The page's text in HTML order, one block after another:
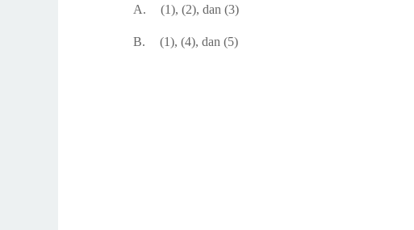
A. (1), (2), dan (3)
B. (1), (4), dan (5)